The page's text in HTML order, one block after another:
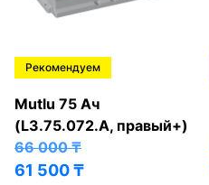
Рекомендуем
Mutlu 75 Ач
(L3.75.072.A, правый+)
66 000₸
61 500₸